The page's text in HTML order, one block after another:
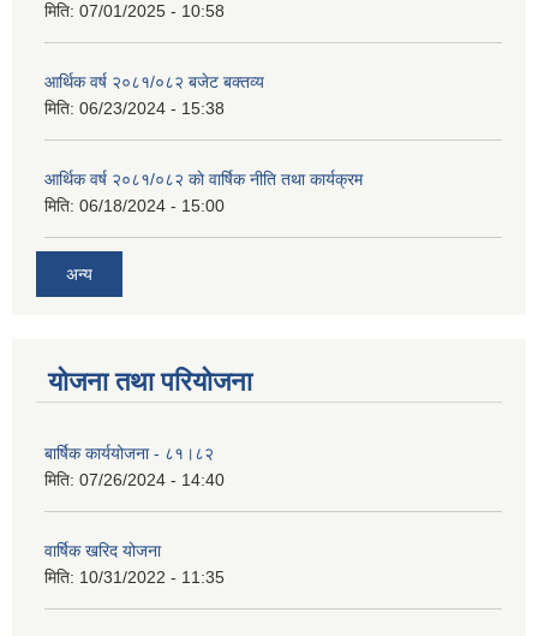
मिति: 07/01/2025 - 10:58
आर्थिक वर्ष २०८१/०८२ बजेट बक्तव्य
मिति: 06/23/2024 - 15:38
आर्थिक वर्ष २०८१/०८२ काे वार्षिक नीति तथा कार्यक्रम
मिति: 06/18/2024 - 15:00
अन्य
योजना तथा परियोजना
बार्षिक कार्ययोजना - ८१।८२
मिति: 07/26/2024 - 14:40
वार्षिक खरिद योजना
मिति: 10/31/2022 - 11:35